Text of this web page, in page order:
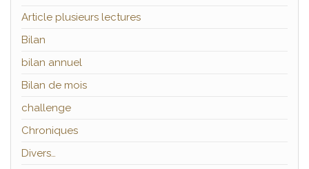
Article plusieurs lectures
Bilan
bilan annuel
Bilan de mois
challenge
Chroniques
Divers…